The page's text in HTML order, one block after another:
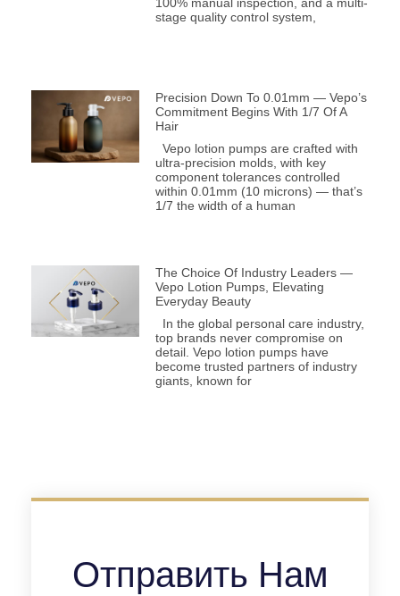
stage quality control system,
Precision Down To 0.01mm — Vepo’s
Commitment Begins With 1/7 Of A
Hair
Vepo lotion pumps are crafted with
ultra-precision molds, with key
component tolerances controlled
within 0.01mm (10 microns) — that’s
1/7 the width of a human
The Choice Of Industry Leaders —
Vepo Lotion Pumps, Elevating
Everyday Beauty
In the global personal care industry,
top brands never compromise on
detail. Vepo lotion pumps have
become trusted partners of industry
giants, known for
Отправить Нам